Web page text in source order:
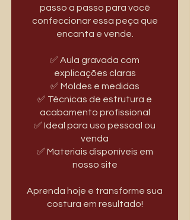
passo a passo para você
confeccionar essa peça que
encanta e vende.
✅ Aula gravada com
explicações claras
✅ Moldes e medidas
✅ Técnicas de estrutura e
acabamento profissional
✅ Ideal para uso pessoal ou
venda
✅ Materiais disponíveis em
nosso site
Aprenda hoje e transforme sua
costura em resultado!